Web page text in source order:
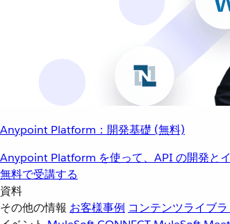
Anypoint Platform：開発基礎 (無料)
Anypoint Platform を使って、API の開発と
無料で受講する
資料
その他の情報 お客様事例 コンテンツライブラ